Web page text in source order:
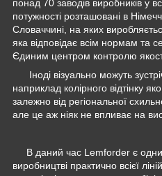
понад 70 заводів виробників у
потужності розташовані в
Словаччині, на яких
яка відповідає всім нормам та
Єдиним центром контролю
Іноді візуально можуть
наприклад колірного відтінку
залежно від регіональної
але це аж ніяк не впливає на
В даний час Lemforder є одним
виробництві практично всієї